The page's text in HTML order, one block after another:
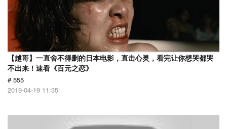
【越哥】一直舍不得删的日本电影，直击心灵，看完让你想哭都哭
不出来！速看《百元之恋》
# 555
2019-04-19 11:35